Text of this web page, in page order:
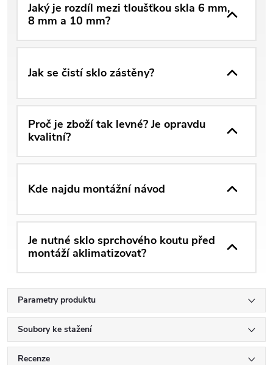
Jaký je rozdíl mezi tloušťkou skla 6 mm,
8 mm a 10 mm?
Jak se čistí sklo zástěny?
Proč je zboží tak levné? Je opravdu
kvalitní?
Kde najdu montážní návod
Je nutné sklo sprchového koutu před
montáží aklimatizovat?
Parametry produktu
Soubory ke stažení
Recenze